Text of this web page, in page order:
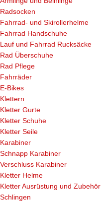
Radsocken
Fahrrad- und Skirollerhelme
Fahrrad Handschuhe
Lauf und Fahrrad Rucksäcke
Rad Überschuhe
Rad Pflege
Fahrräder
E-Bikes
Klettern
Kletter Gurte
Kletter Schuhe
Kletter Seile
Karabiner
Schnapp Karabiner
Verschluss Karabiner
Kletter Helme
Kletter Ausrüstung und Zubehör
Schlingen